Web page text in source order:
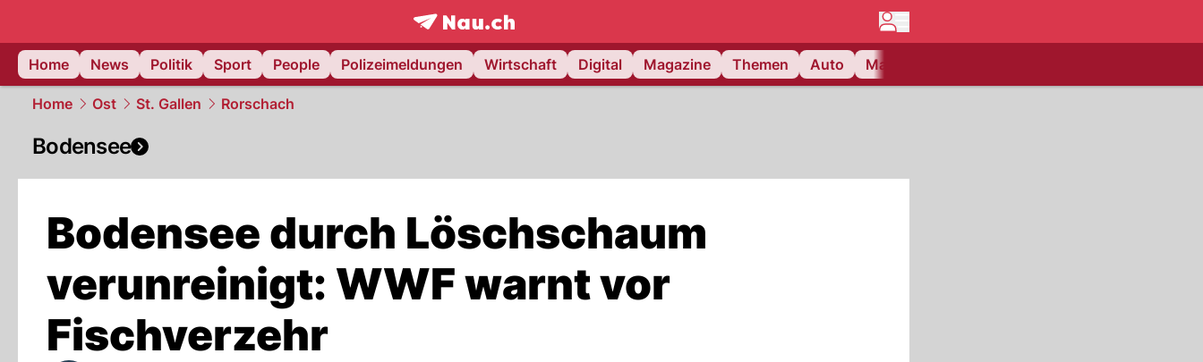
frontpage.NAU.ch
Home
News Politik Sport People Polizeimeldungen Wirtschaft Digital Magazine Themen Auto Matchcenter
Home Ost St. Gallen Rorschach
Bodensee
Bodensee durch Löschschaum
verunreinigt: WWF warnt vor
Fischverzehr